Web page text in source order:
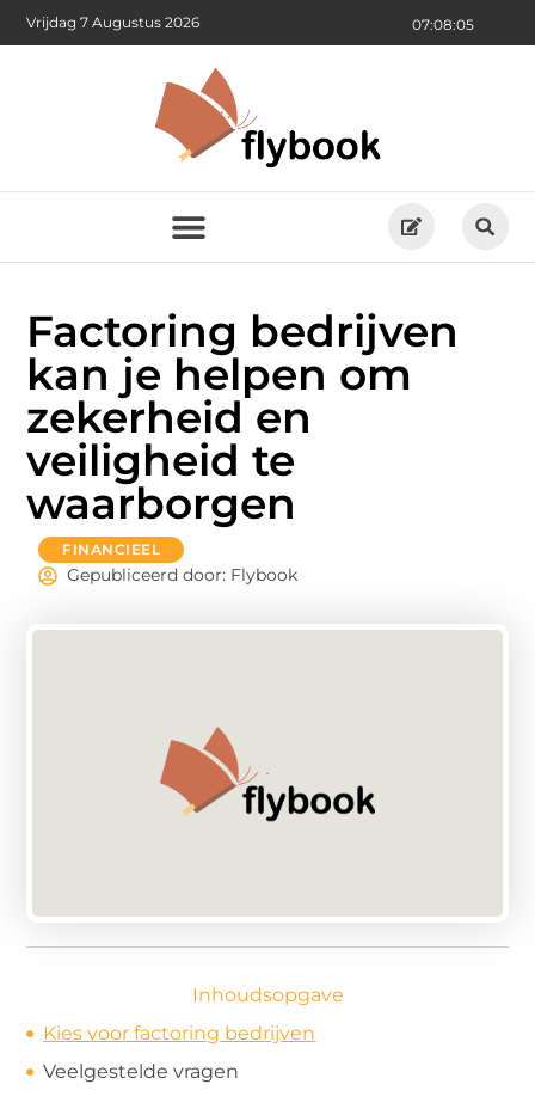
07:08:05
Vrijdag 7 Augustus 2026
Factoring bedrijven
kan je helpen om
zekerheid en
veiligheid te
waarborgen
FINANCIEEL
Gepubliceerd door: Flybook
Inhoudsopgave
Kies voor factoring bedrijven
Veelgestelde vragen